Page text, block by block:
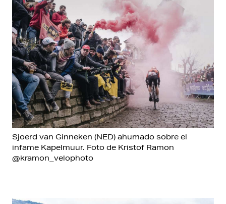
Sjoerd van Ginneken (NED) ahumado sobre el
infame Kapelmuur. Foto de Kristof Ramon
@kramon_velophoto